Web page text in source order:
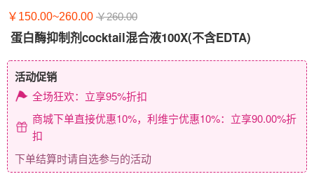
￥150.00~260.00 ￥260.00
蛋白酶抑制剂cocktail混合液100X(不含EDTA)
活动促销
全场狂欢：立享95%折扣
商城下单直接优惠10%，利维宁优惠10%：立享90.00%折
扣
下单结算时请自选参与的活动